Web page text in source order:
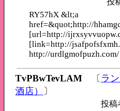
RY57hX &lt;a
href=&quot;http://
[url=http://
[link=http://
http://urdlgmofpuzh.com/
TvPBwTevLAM 〔ラ
酒店） 〕
投